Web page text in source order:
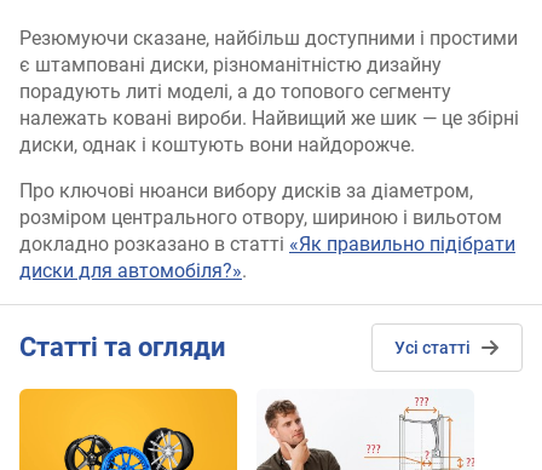
Резюмуючи сказане, найбільш доступними і простими
є штамповані диски, різноманітністю дизайну
порадують литі моделі, а до топового сегменту
належать ковані вироби. Найвищий же шик — це збірні
диски, однак і коштують вони найдорожче.
Про ключові нюанси вибору дисків за діаметром,
розміром центрального отвору, шириною і вильотом
докладно розказано в статті «Як правильно підібрати
диски для автомобіля?».
Cтатті та огляди Усі статті